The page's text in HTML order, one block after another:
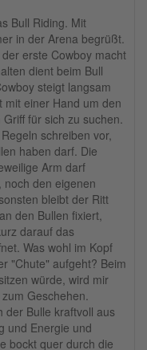
Bull Riding. Mit
in der Arena begrüßt.
erste Cowboy macht
dient beim Bull
steigt langsam
mit einer Hand um den
für sich zu suchen.
schreiben vor,
haben darf. Die
Arm darf
den eigenen
bleibt der Ritt
den Bullen fixiert,
darauf das
Was wohl im Kopf
"Chute" aufgeht? Beim
würde, wird mir
Geschehen.
der Bulle kraftvoll aus
und Energie und
bockt quer durch die